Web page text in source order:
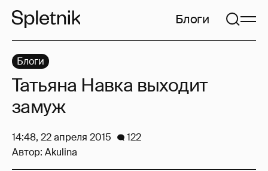
Блоги
Блоги
Татьяна Навка выходит
замуж
14:48, 22 апреля 2015
122
Автор: Akulina